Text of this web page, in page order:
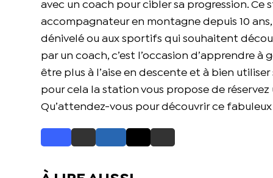
avec un coach pour cibler sa progression.
accompagnateur en montagne depuis 10
dénivelé ou aux sportifs qui souhaitent
par un coach, c’est l’occasion d’apprendre
être plus à l’aise en descente et à bien
pour cela la station vous propose de
Qu’attendez-vous pour découvrir ce